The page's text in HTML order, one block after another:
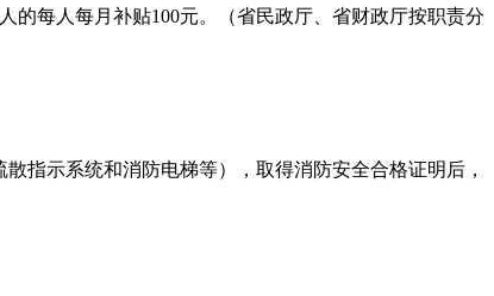
的每人每月补贴100元。（省民政厅、省财政厅按职责分
指示系统和消防电梯等），取得消防安全合格证明后，